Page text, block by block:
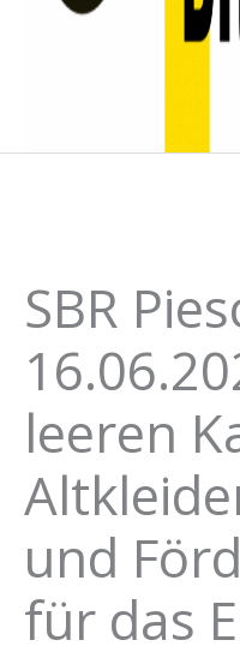
SBR
leeren
und
für das